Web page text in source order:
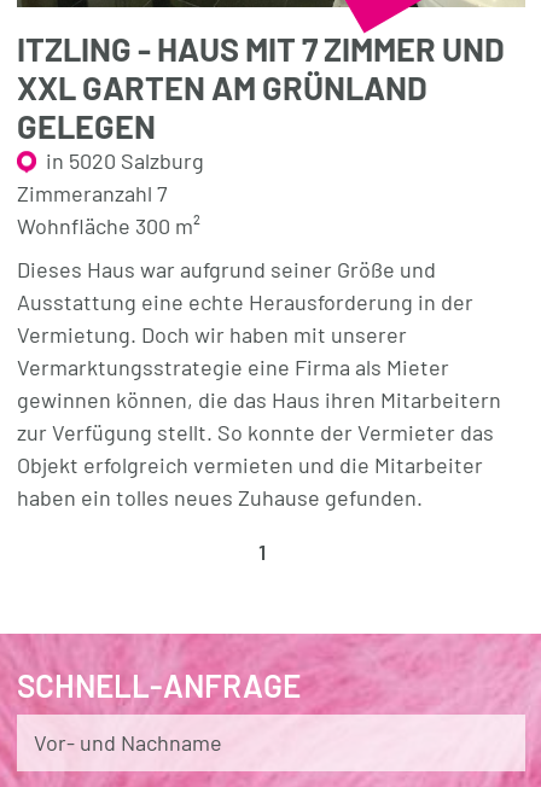
ITZLING - HAUS MIT 7 ZIMMER UND
XXL GARTEN AM GRÜNLAND
GELEGEN
in 5020 Salzburg
Zimmeranzahl 7
Wohnfläche 300 m²
Dieses Haus war aufgrund seiner Größe und
Ausstattung eine echte Herausforderung in der
Vermietung. Doch wir haben mit unserer
Vermarktungsstrategie eine Firma als Mieter
gewinnen können, die das Haus ihren Mitarbeitern
zur Verfügung stellt. So konnte der Vermieter das
Objekt erfolgreich vermieten und die Mitarbeiter
haben ein tolles neues Zuhause gefunden.
1
SCHNELL-ANFRAGE
Vor- und Nachname